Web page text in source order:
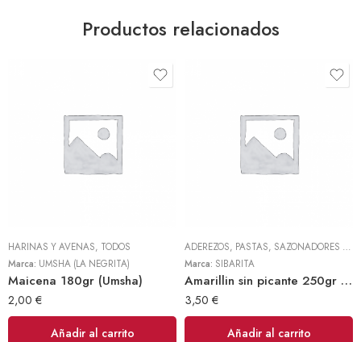
Productos relacionados
HARINAS Y AVENAS, TODOS
Marca: UMSHA (LA NEGRITA)
Maicena 180gr (Umsha)
2,00 €
Añadir al carrito
ADEREZOS, PASTAS, SAZONADORES Y CONDIMENTOS
Marca: SIBARITA
Amarillin sin picante 250gr (Sibarita)
3,50 €
Añadir al carrito